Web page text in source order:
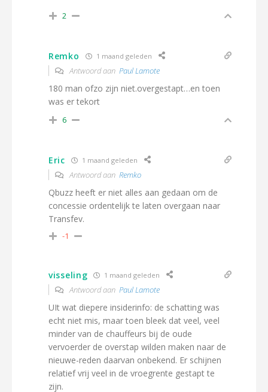
2
Remko 1 maand geleden
Antwoord aan Paul Lamote
180 man ofzo zijn niet.overgestapt…en toen
was er tekort
6
Eric 1 maand geleden
Antwoord aan Remko
Qbuzz heeft er niet alles aan gedaan om de
concessie ordentelijk te laten overgaan naar
Transfev.
-1
visseling 1 maand geleden
Antwoord aan Paul Lamote
UIt wat diepere insiderinfo: de schatting was
echt niet mis, maar toen bleek dat veel, veel
minder van de chauffeurs bij de oude
vervoerder de overstap wilden maken naar de
nieuwe-reden daarvan onbekend. Er schijnen
relatief vrij veel in de vroegrente gestapt te
zijn.